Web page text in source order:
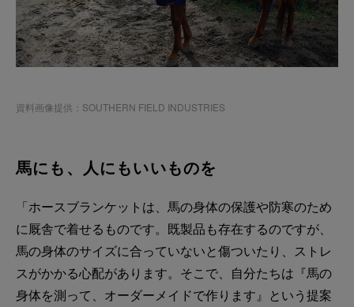
資料画像提供：SOUTHERN FIELD INDUSTRIES
馬にも、人にもいいものを
「ホースブランケットは、馬の身体の保護や防寒のため
に厩舎で着せるものです。既製品も存在するのですが、
馬の身体のサイズに合っていないと傷ついたり、ストレ
スがかかる心配があります。そこで、自分たちは『馬の
身体を測って、オーダーメイドで作ります』という提案